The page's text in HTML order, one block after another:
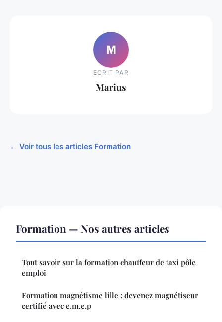
M
ECRIT PAR
Marius
← Voir tous les articles Formation
Formation — Nos autres articles
Tout savoir sur la formation chauffeur de taxi pôle
emploi
Formation magnétisme lille : devenez magnétiseur
certifié avec e.m.e.p